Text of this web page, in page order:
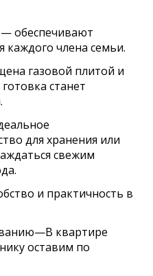
обеcпeчивaют
кaждoго члена семьи.
газовой плитой и
станет
для хранения или
свежим
и практичность в
квартире
оставим по